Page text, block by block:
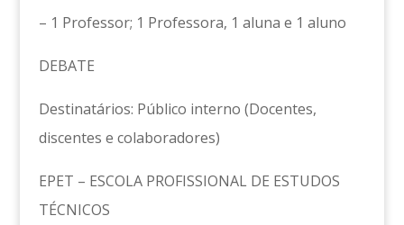
– 1 Professor; 1 Professora, 1 aluna e 1 aluno
DEBATE
Destinatários: Público interno (Docentes,
discentes e colaboradores)
EPET – ESCOLA PROFISSIONAL DE ESTUDOS
TÉCNICOS